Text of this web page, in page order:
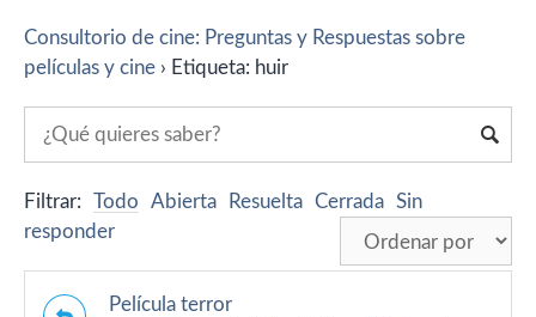
Consultorio de cine: Preguntas y Respuestas sobre
películas y cine › Etiqueta: huir
Filtrar: Todo Abierta Resuelta Cerrada Sin
responder
Película terror